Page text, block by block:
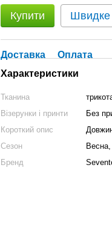
Купити Швидке
Доставка
Оплата
Характеристики
Тканина
Візерунки і принти
Без
Короткий опис
Сезон
Бренд